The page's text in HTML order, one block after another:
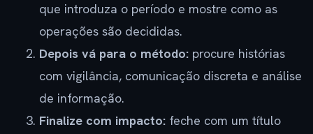
que introduza o período e mostre como as
operações são decididas.
Depois vá para o método: procure histórias
com vigilância, comunicação discreta e análise
de informação.
Finalize com impacto: feche com um título